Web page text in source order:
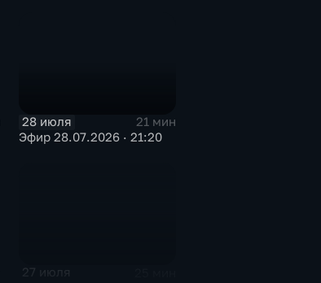
28 июля
21 мин
Эфир 28.07.2026 · 21:20
27 июля